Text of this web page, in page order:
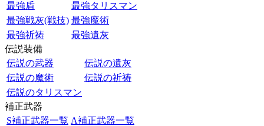
最強盾
最強タリスマン
最強戦灰(戦技) 最強魔術
最強祈祷
最強遺灰
伝説装備
伝説の武器
伝説の遺灰
伝説の魔術
伝説の祈祷
伝説のタリスマン
補正武器
S補正武器一覧 A補正武器一覧